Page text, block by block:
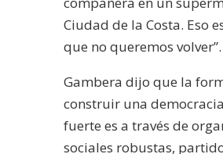
Ciudad de la Costa. Eso
que no queremos volver”.
Gambera dijo que la
construir una
fuerte es a través de
sociales robustas,